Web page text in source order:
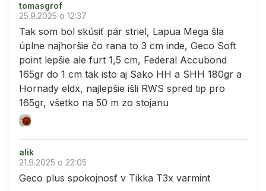
tomasgrof
25.9.2025 o 12:37
Tak som bol skúsiť pár striel, Lapua Mega šla
úplne najhoršie čo rana to 3 cm inde, Geco Soft
point lepšie ale furt 1,5 cm, Federal Accubond
165gr do 1 cm tak isto aj Sako HH a SHH 180gr a
Hornady eldx, najlepšie išli RWS spred tip pro
165gr, všetko na 50 m zo stojanu
alik
21.9.2025 o 22:05
Geco plus spokojnosť v Tikka T3x varmint